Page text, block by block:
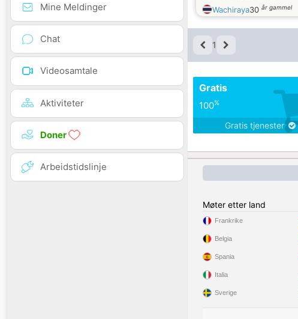
Mine Meldinger
Chat
Videosamtale
Aktiviteter
Doner
Arbeidstidslinje
Wachiraya30 år gammel
1
Gratis
100%
Gratis tjenester
Møter etter land
Frankrike
Belgia
Spania
Italia
Sverige